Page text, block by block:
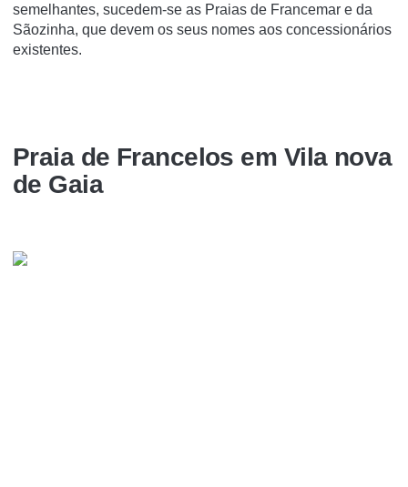
semelhantes, sucedem-se as Praias de Francemar e da
Sãozinha, que devem os seus nomes aos concessionários
existentes.
Praia de Francelos em Vila nova
de Gaia